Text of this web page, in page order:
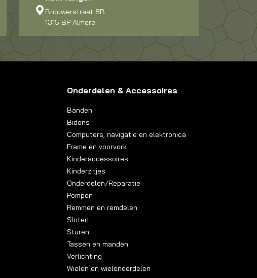
Brouwerstraat 8B
1315 BP Almere
Onderdelen & Accessoires
Banden
Bidons
Computers, navigatie en elektronica
Frame en voorvork
Kinderaccessoires
Kinderzitjes
Onderdelen/Reparatie
Pompen
Remmen en remdelen
Sloten
Sturen
Tassen en manden
Verlichting
Wielen en wielonderdelen